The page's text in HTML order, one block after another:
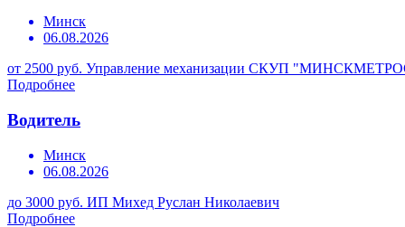
Минск
06.08.2026
от 2500 руб. Управление механизации СКУП
Подробнее
Водитель
Минск
06.08.2026
до 3000 руб. ИП Михед Руслан Николаевич
Подробнее